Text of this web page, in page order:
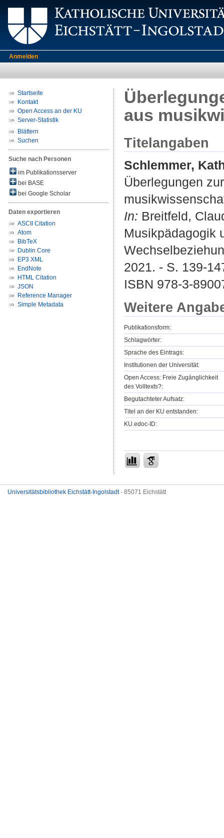
Anmelden
Startseite
Kontakt
Open Access an der KU
Server-Statistik
Blättern
Suchen
Suche nach Personen
im Publikationsserver
bei BASE
bei Google Scholar
Daten exportieren
ASCII Citation
Atom
BibTeX
Dublin Core
EP3 XML
EndNote
HTML Citation
JSON
Reference Manager
Simple Metadata
aus
Titelangaben
Schlemmer,
Überlegungen
In: Breitfeld,
Musikpädagogik
2021. - S. 139-
ISBN 978-3-
Weitere
Publikationsform:
Schlagwörter:
Sprache des Eintrags:
Institutionen der Universität:
Open Access: Freie Zugänglichkeit
des Volltexts?:
Begutachteter Aufsatz:
Titel an der KU entstanden:
KU.edoc-ID:
Universitätsbibliothek Eichstätt-Ingolstadt- 85071 Eichstätt